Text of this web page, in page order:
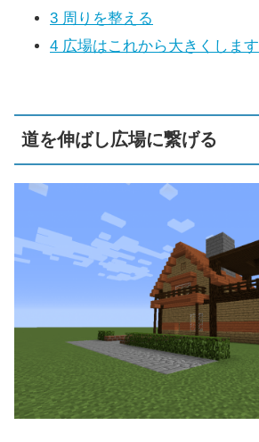
3 周りを整える
4 広場はこれから大きくします
道を伸ばし広場に繋げる